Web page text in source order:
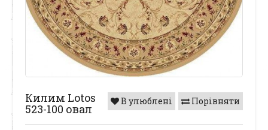
Порівняти
В улюблені
Килим Lotos
523-100 овал